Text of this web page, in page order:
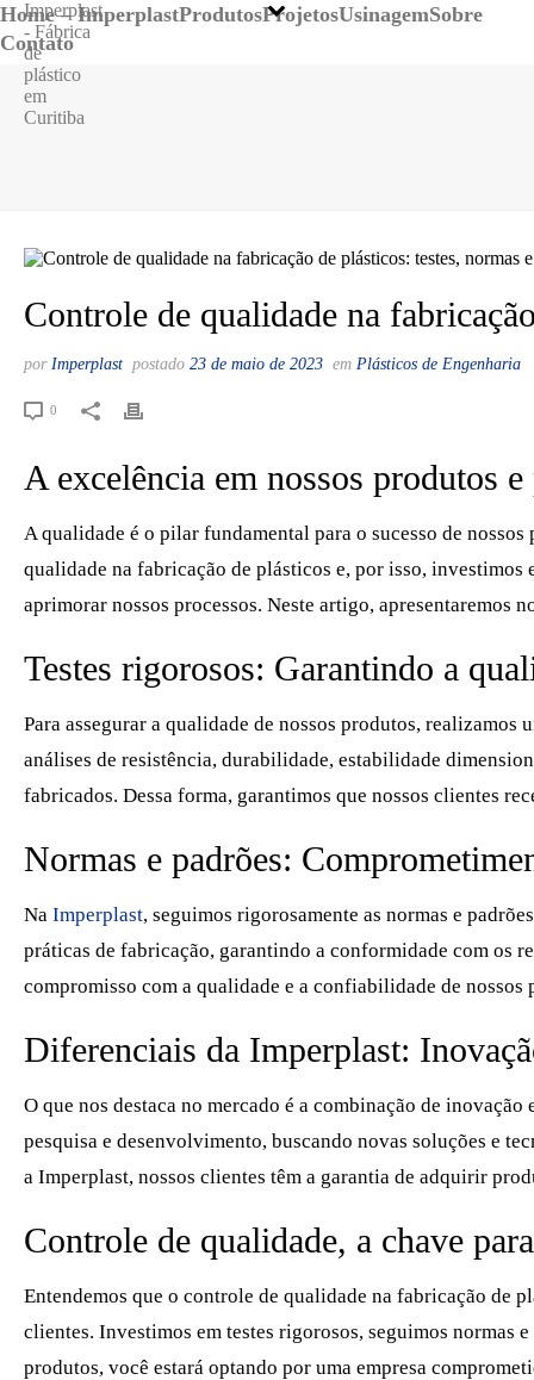
Home – ImperplastProdutosProjetosUsinagemSobre
Contato
Controle de qualidade na
por Imperplast postado 23 de maio de 2023 em Plásticos de Engenharia
0
A excelência em nossos produtos e
A qualidade é o pilar fundamental para o sucesso de
qualidade na fabricação de plásticos e, por isso, investimos
aprimorar nossos processos. Neste artigo, apresentaremos
Testes rigorosos: Garantindo a
Para assegurar a qualidade de nossos produtos, realizamos
análises de resistência, durabilidade, estabilidade
fabricados. Dessa forma, garantimos que nossos clientes
Normas e padrões:
Na Imperplast, seguimos rigorosamente as normas e
práticas de fabricação, garantindo a conformidade com os
compromisso com a qualidade e a confiabilidade de nossos
Diferenciais da Imperplast:
O que nos destaca no mercado é a combinação de
pesquisa e desenvolvimento, buscando novas soluções e
a Imperplast, nossos clientes têm a garantia de adquirir
Controle de qualidade, a chave
Entendemos que o controle de qualidade na fabricação de
clientes. Investimos em testes rigorosos, seguimos normas
produtos, você estará optando por uma empresa